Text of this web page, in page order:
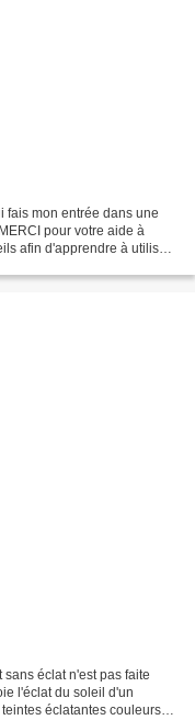
fais mon entrée dans une
pour votre aide à
afin d'apprendre à utiliser
éclat n'est pas faite
l'éclat du soleil d'un
éclatantes couleurs